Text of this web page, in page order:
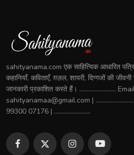
sahityanama.com एक साहित्यिक आधारित
कहानियाँ, कविताएँ, ग़ज़ल, शायरी, दिग्गजों की
जानकारी प्रकाशित करते हैं। ........................
sahityanamaa@gmail.com |
99300 07176 | ........................